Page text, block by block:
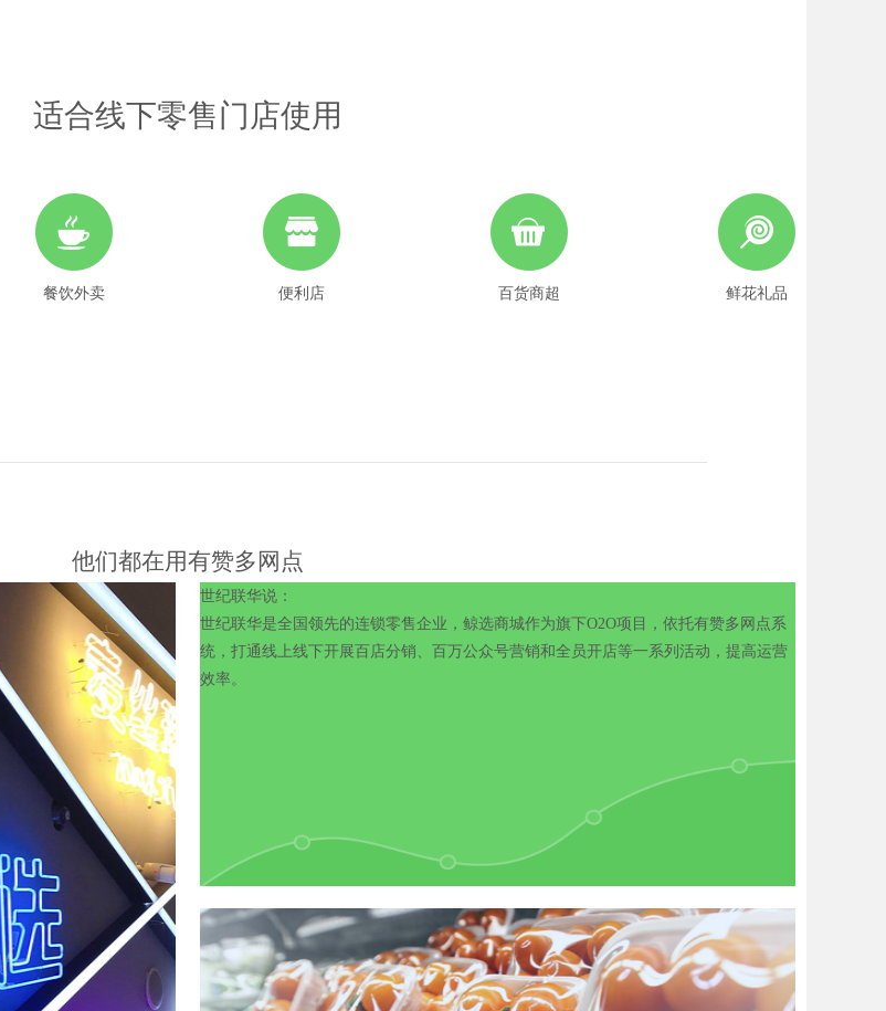
适合线下零售门店使用
餐饮外卖 便利店 百货商超 鲜花礼品
他们都在用有赞多网点
世纪联华说：
世纪联华是全国领先的连锁零售企业，鲸选商城作为旗下O2O项目，依托有赞多网点系
统，打通线上线下开展百店分销、百万公众号营销和全员开店等一系列活动，提高运营
效率。